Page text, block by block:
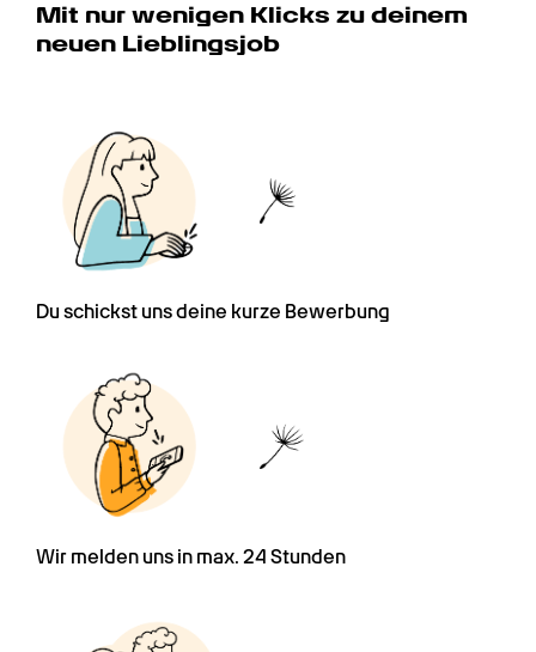
Mit nur wenigen Klicks zu deinem
neuen Lieblingsjob
Du schickst uns deine kurze Bewerbung
Wir melden uns in max. 24 Stunden